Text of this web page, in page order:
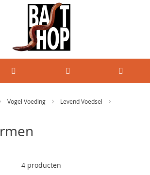
Vogel Voeding
Levend Voedsel
4 producten